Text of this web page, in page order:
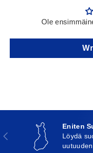
Ole
Edellinen
Eniten
Löydä